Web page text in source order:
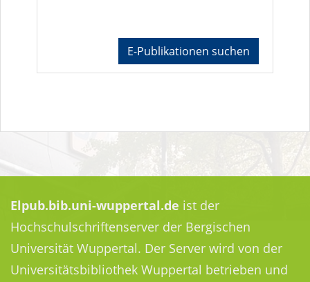
E-Publikationen suchen
Elpub.bib.uni-wuppertal.de ist der
Hochschulschriftenserver der Bergischen
Universität Wuppertal. Der Server wird von der
Universitätsbibliothek Wuppertal betrieben und